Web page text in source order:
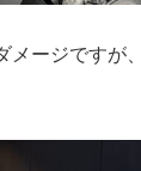
メージですが